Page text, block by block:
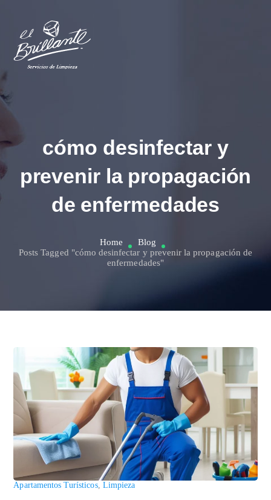
cómo desinfectar y
prevenir la propagación
de enfermedades
Home
Blog
Posts Tagged "cómo desinfectar y prevenir la propagación de
enfermedades"
Apartamentos Turísticos, Limpieza